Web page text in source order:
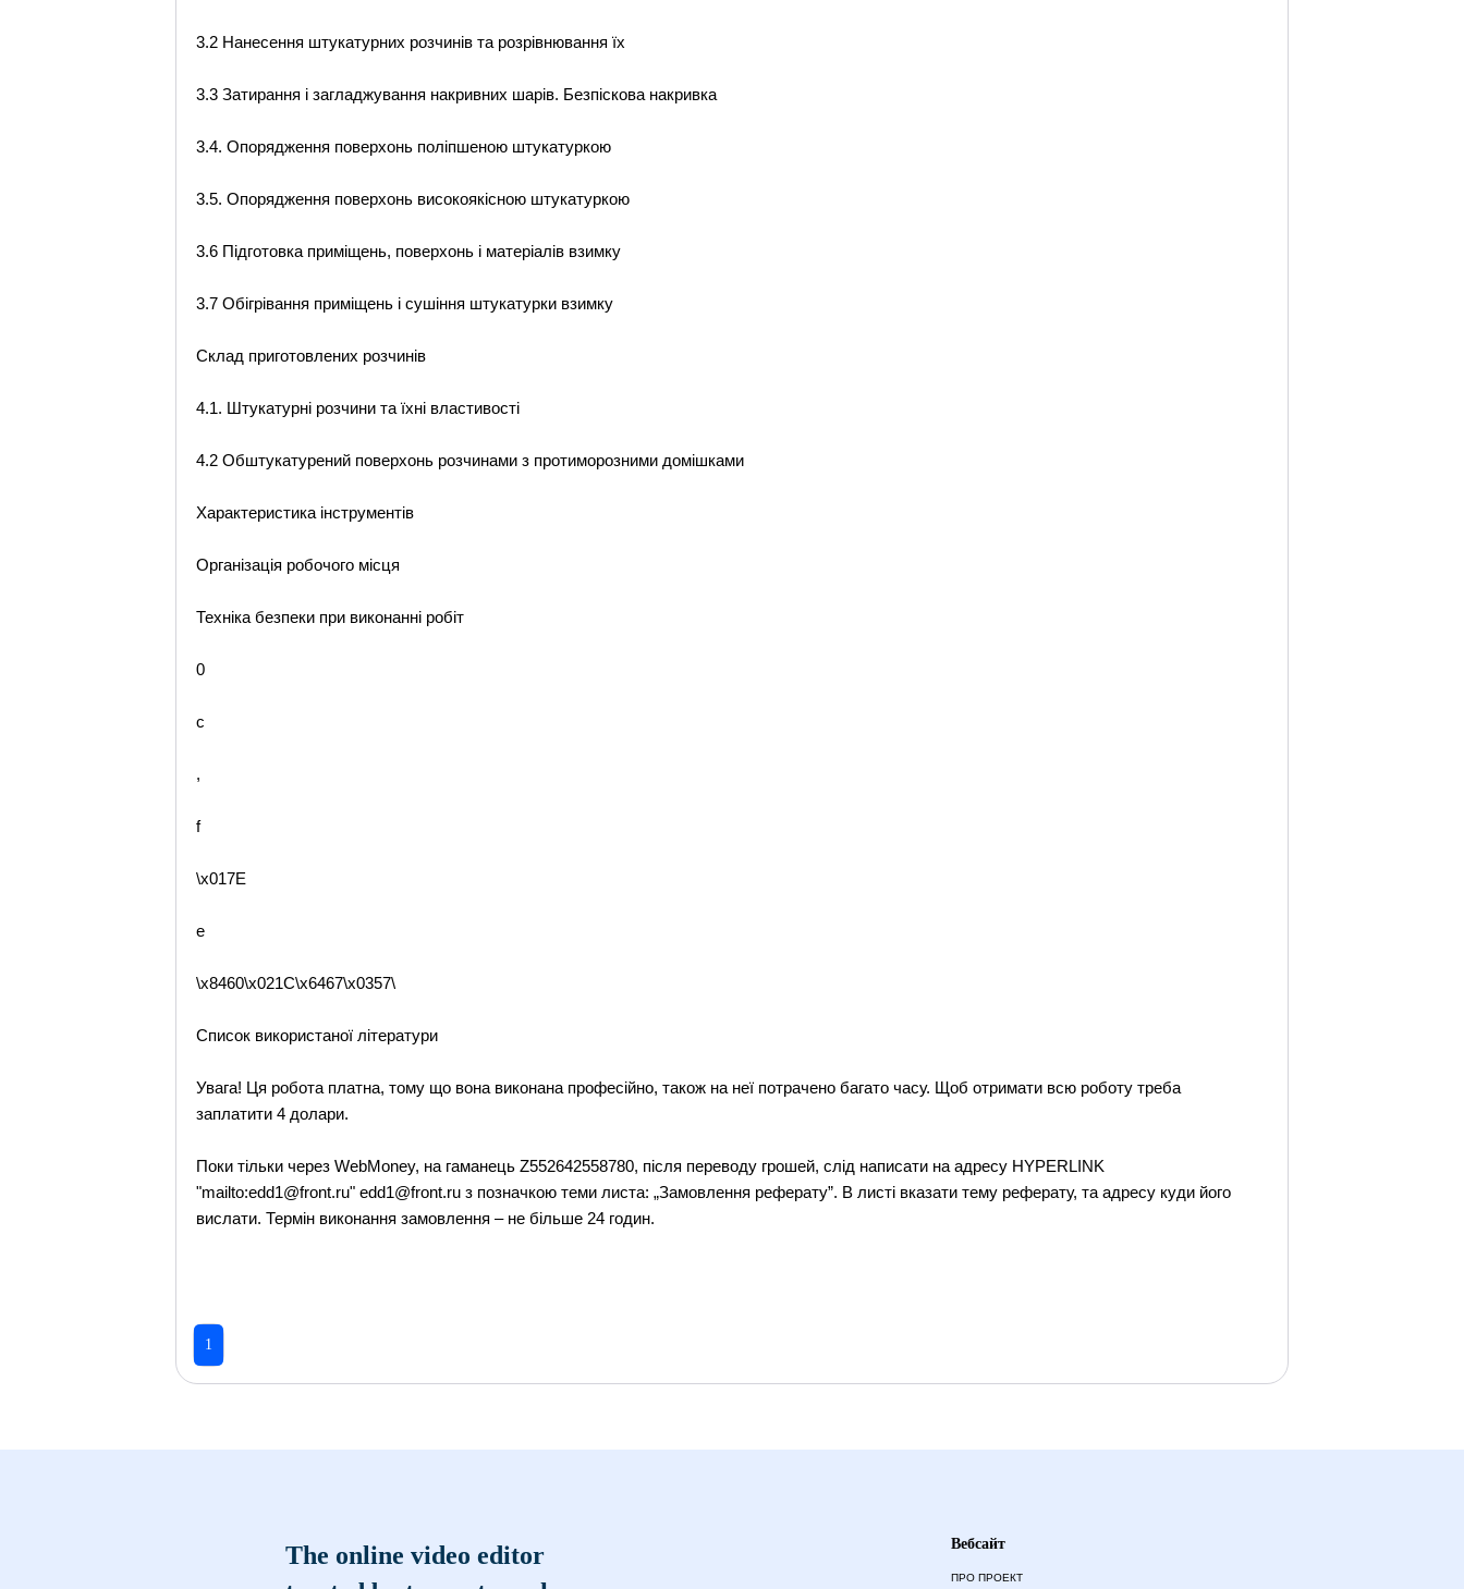
3.2 Нанесення штукатурних розчинів та розрівнювання їх
3.3 Затирання і загладжування накривних шарів. Безпіскова накривка
3.4. Опорядження поверхонь поліпшеною штукатуркою
3.5. Опорядження поверхонь високоякісною штукатуркою
3.6 Підготовка приміщень, поверхонь і матеріалів взимку
3.7 Обігрівання приміщень і сушіння штукатурки взимку
Склад приготовлених розчинів
4.1. Штукатурні розчини та їхні властивості
4.2 Обштукатурений поверхонь розчинами з протиморозними домішками
Характеристика інструментів
Організація робочого місця
Техніка безпеки при виконанні робіт
0
c
,
f
\x017E
e
\x8460\x021C\x6467\x0357\
Список використаної літератури
Увага! Ця робота платна, тому що вона виконана професійно, також на неї потрачено багато часу. Щоб отримати всю роботу треба
заплатити 4 долари.
Поки тільки через WebMoney, на гаманець Z552642558780, після переводу грошей, слід написати на адресу HYPERLINK
"mailto:edd1@front.ru" edd1@front.ru з позначкою теми листа: „Замовлення реферату”. В листі вказати тему реферату, та адресу куди його
вислати. Термін виконання замовлення – не більше 24 годин.
1
The online video editor
Вебсайт
ПРО ПРОЕКТ